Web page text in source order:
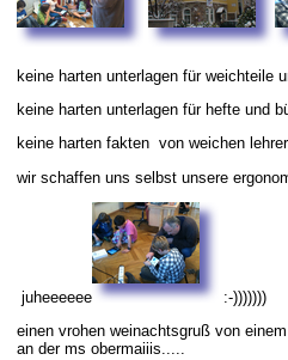
keine harten unterlagen für weichteile
keine harten unterlagen für hefte und
keine harten fakten von weichen
wir schaffen uns selbst unsere
juheeeeee
:-)))))))
einen vrohen weinachtsgruß von
an der ms obermaiiis.....